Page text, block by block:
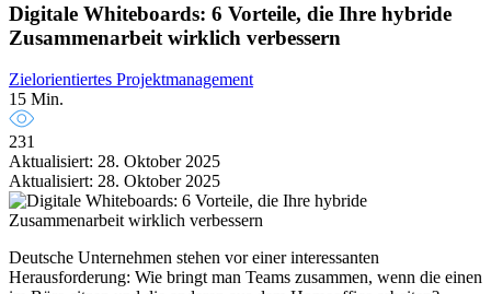
Digitale Whiteboards: 6 Vorteile, die Ihre hybride
Zusammenarbeit wirklich verbessern
Zielorientiertes Projektmanagement
15 Min.
231
Aktualisiert: 28. Oktober 2025
Aktualisiert: 28. Oktober 2025
Deutsche Unternehmen stehen vor einer interessanten
Herausforderung: Wie bringt man Teams zusammen, wenn die einen